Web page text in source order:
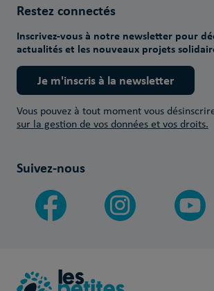
Restez connectés
Inscrivez-vous à notre newsletter pour
actualités et les nouveaux projets
Je m'inscris à la newsletter
Vous pouvez à tout moment vous
sur la gestion de vos données et vos droits.
Suivez-nous